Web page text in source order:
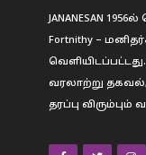
JANANESAN
Fortnithy –
வரலாற்று
தரப்பு